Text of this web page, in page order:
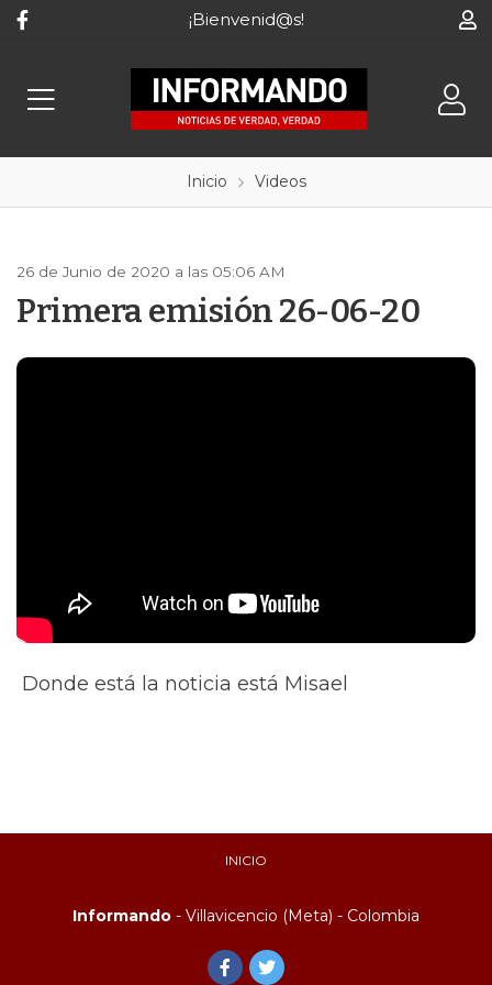
¡Bienvenid@s!
Inicio Videos
26 de Junio de 2020 a las 05:06 AM
Primera emisión 26-06-20
Donde está la noticia está Misael
INICIO
Informando - Villavicencio (Meta) - Colombia